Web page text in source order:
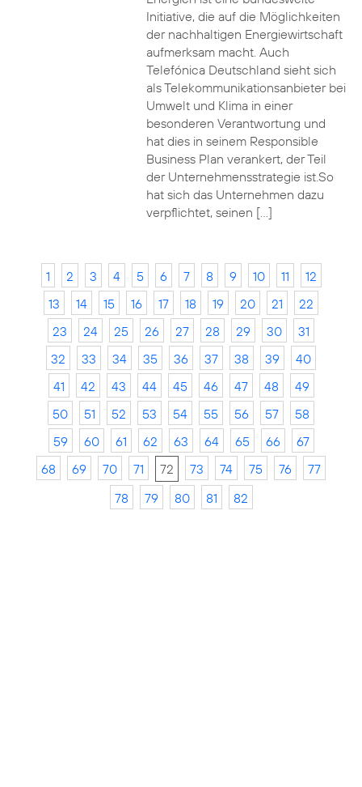
Initiative, die auf die Möglichkeiten
der nachhaltigen Energiewirtschaft
aufmerksam macht. Auch
Telefónica Deutschland sieht sich
als Telekommunikationsanbieter bei
Umwelt und Klima in einer
besonderen Verantwortung und
hat dies in seinem Responsible
Business Plan verankert, der Teil
der Unternehmensstrategie ist.So
hat sich das Unternehmen dazu
verpflichtet, seinen […]
1 2 3 4 5 6 7 8 9 10 11
12
13
14 15 16 17 18 19 20 21
22
23
24 25 26 27 28 29 30
31
32
33 34 35 36 37 38 39
40
41
42 43 44 45 46 47 48
49
50
51 52 53 54 55 56 57
58
59
60 61 62 63 64 65 66
67
68
69 70 71 72 73 74 75 76
77
78
79 80 81 82